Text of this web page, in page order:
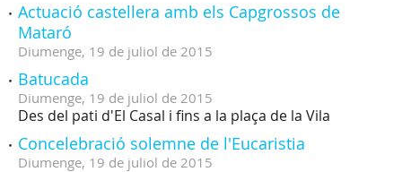
Actuació castellera amb els Capgrossos de
Mataró
Diumenge, 19 de juliol de 2015
Batucada
Diumenge, 19 de juliol de 2015
Des del pati d'El Casal i fins a la plaça de la Vila
Concelebració solemne de l'Eucaristia
Diumenge, 19 de juliol de 2015